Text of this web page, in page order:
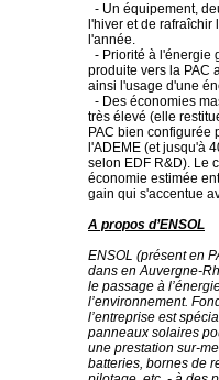
- Un équipement,
l'hiver et de
l'année.
- Priorité à l'énergie
produite vers la PAC
ainsi l'usage d'une
- Des économies
très élevé (elle
PAC bien configurée
l'ADEME (et jusqu'à
selon EDF R&D). Le
économie estimée
gain qui s'accentue
A propos d’ENSOL
ENSOL (présent en
dans en Auvergne-
le passage à
l’environnement.
l’entreprise est
panneaux solaires
une prestation sur-
batteries, bornes de